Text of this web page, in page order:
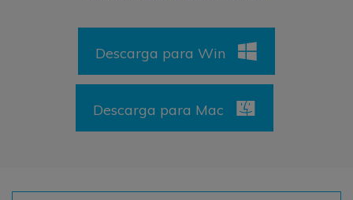
Recupera datos ilimitados del sistema Mac
Pruébalo Gratis
Recuperar Documentos
Escenarios de Pérdida de Datos
VER TODAS LAS FUNCIONES
Historias de Clientes
Temas Destacados
DESCARGAR
Descarga para Win
Descarga para Mac